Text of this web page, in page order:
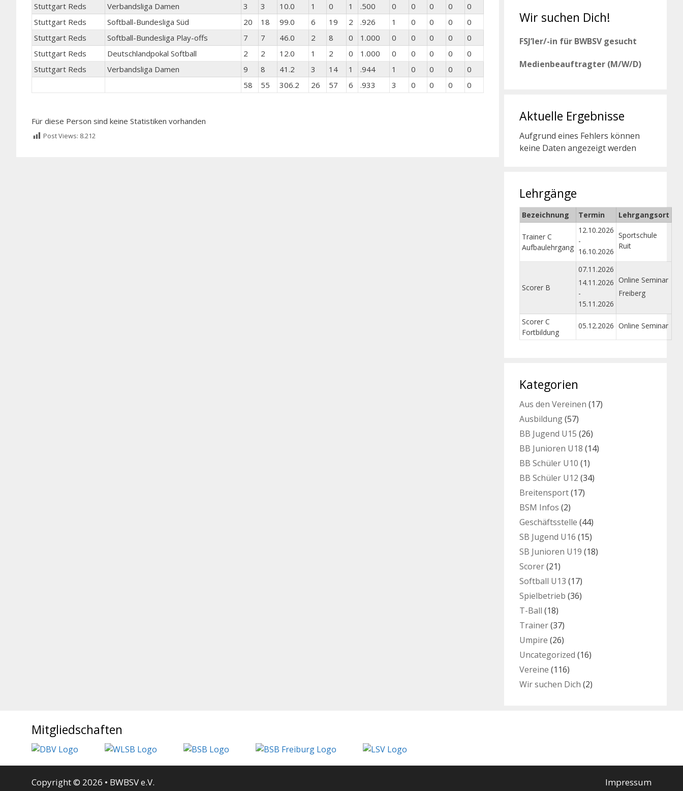
Stuttgart Reds
Verbandsliga Damen 3 3 10.0 1 0 1 .500 0 0 0 0
0
Stuttgart Reds
Softball-Bundesliga Süd 20 18 99.0 6 19 2 .926 1 0 0 0
0
Stuttgart Reds
Softball-Bundesliga Play-offs 7 7 46.0 2 8 0 1.000 0 0 0 0
0
Stuttgart Reds
Deutschlandpokal Softball 2 2 12.0 1 2 0 1.000 0 0 0 0
0
Stuttgart Reds
Verbandsliga Damen 9 8 41.2 3 14 1 .944 1 0 0 0
0
58
55 306.2 26 57 6 .933 3 0 0 0 0
Für diese Person sind keine Statistiken vorhanden
Post Views: 8.212
Wir suchen Dich!
FSJ’ler/-in für BWBSV gesucht
Medienbeauftragter (M/W/D)
Aktuelle Ergebnisse
Aufgrund eines Fehlers können
keine Daten angezeigt werden
Lehrgänge
Bezeichnung Termin Lehrgangsort
Trainer C
Aufbaulehrgang
12.10.2026
-
16.10.2026
Sportschule
Ruit
Scorer B
07.11.2026
14.11.2026
-
15.11.2026
Online Seminar
Freiberg
Scorer C
Fortbildung
05.12.2026 Online Seminar
Kategorien
Aus den Vereinen (17)
Ausbildung(57)
BB Jugend U15 (26)
BB Junioren U18 (14)
BB Schüler U10 (1)
BB Schüler U12 (34)
Breitensport(17)
BSM Infos (2)
Geschäftsstelle (44)
SB Jugend U16 (15)
SB Junioren U19 (18)
Scorer(21)
Softball U13 (17)
Spielbetrieb (36)
T-Ball (18)
Trainer(37)
Umpire (26)
Uncategorized (16)
Vereine (116)
Wir suchen Dich (2)
Mitgliedschaften
Impressum
Copyright © 2026 • BWBSV e.V.